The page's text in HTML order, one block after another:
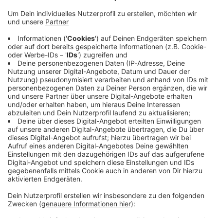
Gegen Mitternacht fuhr ein Autofahrer unter einen
Gefahrguttransporter. Ein Feuer entzündete sich, der
Lastwagen und das Auto brannten komplett aus. Der
Autofahrer wurde lebensgefährlich verletzt. In das
Stauende bei Reken war heute Morgen ein
Lastwagenfahrer gerast. Er starb eingeklemmt in
seinem Führerhaus. Die Polizei ermittelt noch
abschliessend die genaue Ursache.
Anzeige